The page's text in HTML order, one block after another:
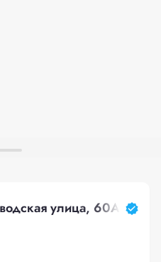
улица, 60А